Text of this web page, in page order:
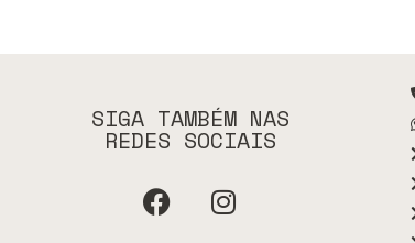
SIGA TAMBÉM NAS
REDES SOCIAIS